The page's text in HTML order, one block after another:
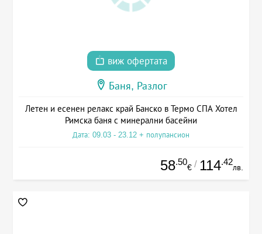
виж офертата
Баня, Разлог
Летен и есенен релакс край Банско в Термо СПА Хотел
Римска баня с минерални басейни
Дата: 09.03 - 23.12 + полупансион
58.50
€ / 114.42
лв.